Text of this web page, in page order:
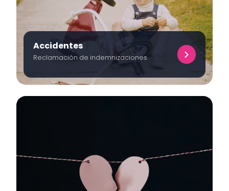
Accidentes
Reclamación de indemnizaciones